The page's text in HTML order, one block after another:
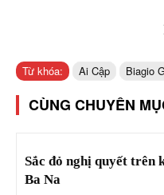
Từ khóa: Ai Cập Biagio
CÙNG CHUYÊN
Sắc đỏ nghị quyết trên
Ba Na